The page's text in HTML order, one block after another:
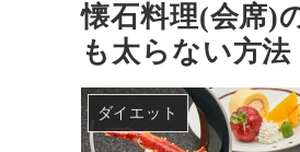
懐石料理(会席)
も太らない方法
ダイエット